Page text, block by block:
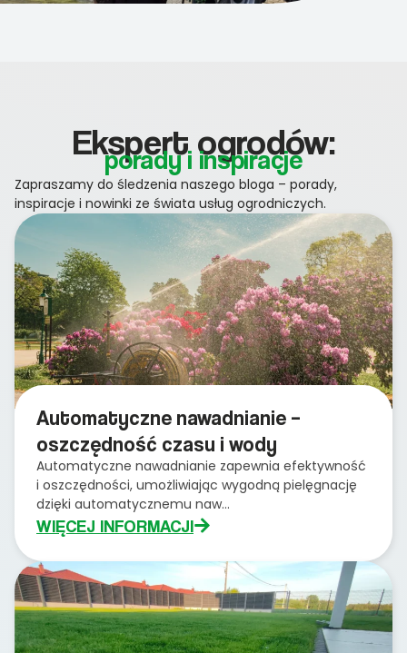
Ekspert ogrodów:
porady i inspiracje
Zapraszamy do śledzenia naszego bloga – porady,
inspiracje i nowinki ze świata usług ogrodniczych.
Automatyczne nawadnianie –
oszczędność czasu i wody
Automatyczne nawadnianie zapewnia efektywność
i oszczędności, umożliwiając wygodną pielęgnację
dzięki automatycznemu naw...
WIĘCEJ INFORMACJI